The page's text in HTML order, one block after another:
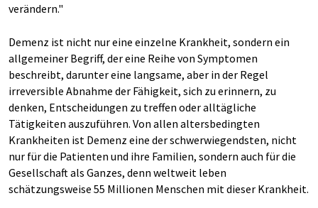
verändern."
Demenz ist nicht nur eine einzelne Krankheit, sondern ein
allgemeiner Begriff, der eine Reihe von Symptomen
beschreibt, darunter eine langsame, aber in der Regel
irreversible Abnahme der Fähigkeit, sich zu erinnern, zu
denken, Entscheidungen zu treffen oder alltägliche
Tätigkeiten auszuführen. Von allen altersbedingten
Krankheiten ist Demenz eine der schwerwiegendsten, nicht
nur für die Patienten und ihre Familien, sondern auch für die
Gesellschaft als Ganzes, denn weltweit leben
schätzungsweise 55 Millionen Menschen mit dieser Krankheit.